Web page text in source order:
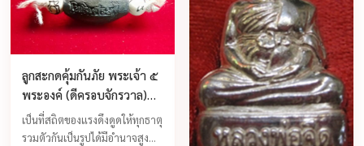
ลูกสะกดคุ้มกันภัย พระเจ้า ๕
พระองค์ (ดีครอบจักรวาล)
หลวงพ่อจืด
เป็นที่สถิตของแรงดึงดูดให้ทุกธาตุ
รวมตัวกันเป็นรูปได้มีอำนาจสูง